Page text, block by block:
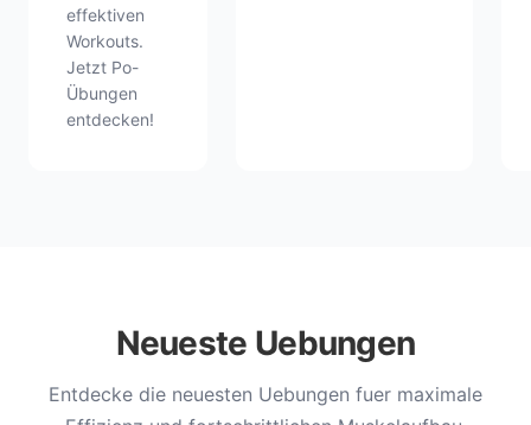
effektiven
Workouts.
Jetzt Po-
Übungen
entdecken!
Neueste Uebungen
Entdecke die neuesten Uebungen fuer maximale